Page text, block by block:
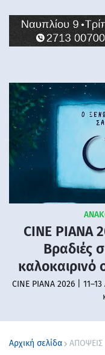
CINE PIANA
Βραδιές
καλοκαιρινό
CINE PIANA 2026 |
Αρχική σελίδα ΑΠΟΨΕΙΣ